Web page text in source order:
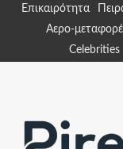
Επικαιρότητα
Αερο-
Celebrities